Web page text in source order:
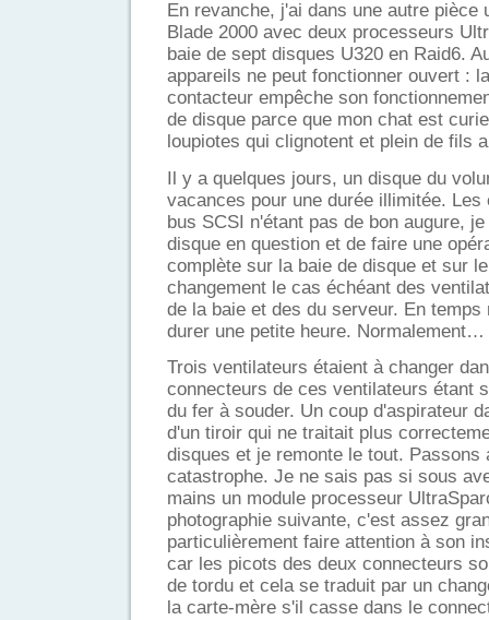
En revanche, j'ai dans une autre pièce
Blade 2000 avec deux processeurs
baie de sept disques U320 en Raid6.
appareils ne peut fonctionner ouvert :
contacteur empêche son
de disque parce que mon chat est
loupiotes qui clignotent et plein de fils
Il y a quelques jours, un disque du
vacances pour une durée illimitée.
bus SCSI n'étant pas de bon augure,
disque en question et de faire une
complète sur la baie de disque et sur
changement le cas échéant des
de la baie et des du serveur. En temps
durer une petite heure. Normalement…
Trois ventilateurs étaient à changer
connecteurs de ces ventilateurs étant
du fer à souder. Un coup d'aspirateur
d'un tiroir qui ne traitait plus
disques et je remonte le tout. Passons
catastrophe. Je ne sais pas si sous
mains un module processeur
photographie suivante, c'est assez
particulièrement faire attention à son
car les picots des deux connecteurs
de tordu et cela se traduit par un
la carte-mère s'il casse dans le